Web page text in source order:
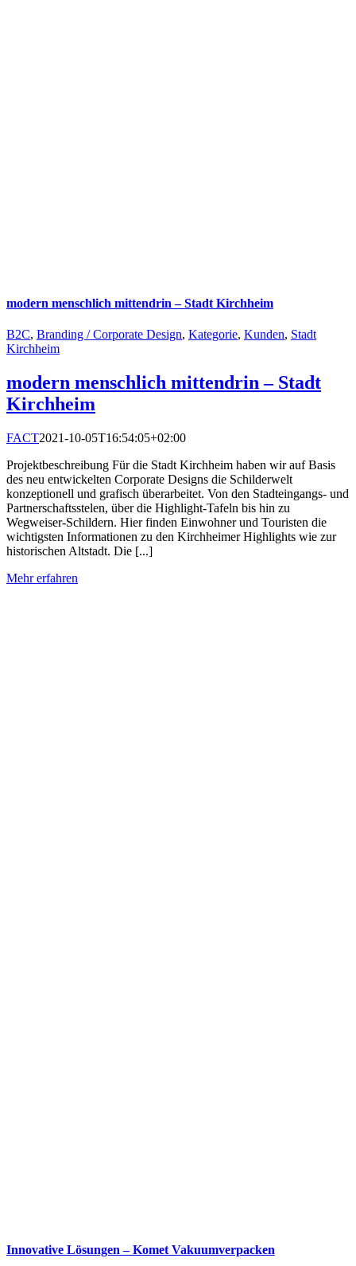
modern menschlich mittendrin – Stadt Kirchheim
B2C, Branding / Corporate Design, Kategorie, Kunden, Stadt
Kirchheim
modern menschlich mittendrin – Stadt
Kirchheim
FACT2021-10-05T16:54:05+02:00
Projektbeschreibung Für die Stadt Kirchheim haben wir auf Basis
des neu entwickelten Corporate Designs die Schilderwelt
konzeptionell und grafisch überarbeitet. Von den Stadteingangs- und
Partnerschaftsstelen, über die Highlight-Tafeln bis hin zu
Wegweiser-Schildern. Hier finden Einwohner und Touristen die
wichtigsten Informationen zu den Kirchheimer Highlights wie zur
historischen Altstadt. Die [...]
Mehr erfahren
Innovative Lösungen – Komet Vakuumverpacken